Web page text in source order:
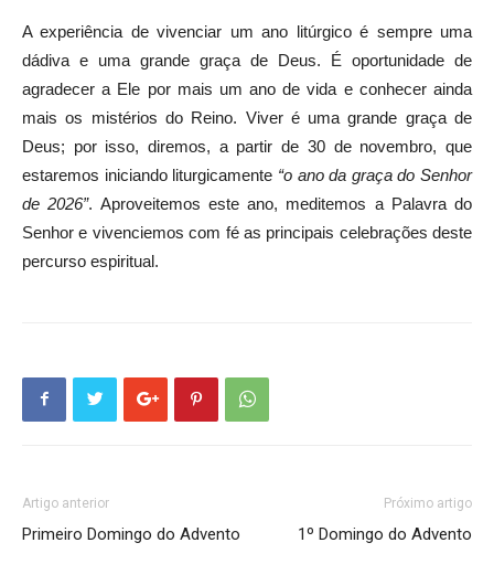
A experiência de vivenciar um ano litúrgico é sempre uma
dádiva e uma grande graça de Deus. É oportunidade de
agradecer a Ele por mais um ano de vida e conhecer ainda
mais os mistérios do Reino. Viver é uma grande graça de
Deus; por isso, diremos, a partir de 30 de novembro, que
estaremos iniciando liturgicamente “o ano da graça do Senhor
de 2026”. Aproveitemos este ano, meditemos a Palavra do
Senhor e vivenciemos com fé as principais celebrações deste
percurso espiritual.
Artigo anterior
Primeiro Domingo do Advento
Próximo artigo
1º Domingo do Advento